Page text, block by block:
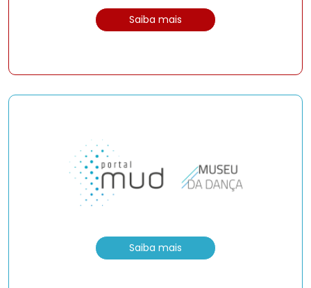
Saiba mais
Saiba mais